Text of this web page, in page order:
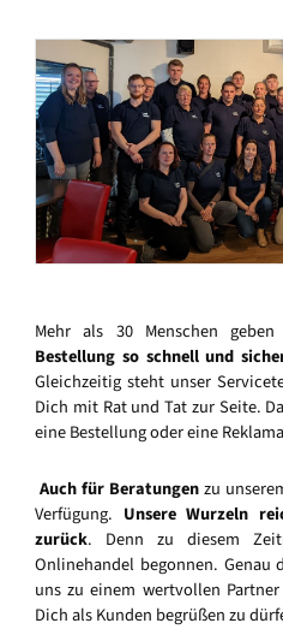
Mehr als 30 Menschen
Bestellung so schnell und
Gleichzeitig steht unser
Dich mit Rat und Tat zur Seite.
eine Bestellung oder eine
Auch für Beratungenzu
Verfügung. Unsere Wurzeln
zurück. Denn zu diesem
Onlinehandel begonnen. Genau
uns zu einem wertvollen
Dich als Kunden begrüßen zu